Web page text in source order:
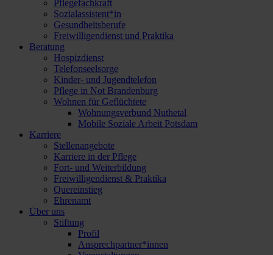
Pflegefachkraft
Sozialassistent*in
Gesundheitsberufe
Freiwilligendienst und Praktika
Beratung
Hospizdienst
Telefonseelsorge
Kinder- und Jugendtelefon
Pflege in Not Brandenburg
Wohnen für Geflüchtete
Wohnungsverbund Nuthetal
Mobile Soziale Arbeit Potsdam
Karriere
Stellenangebote
Karriere in der Pflege
Fort- und Weiterbildung
Freiwilligendienst & Praktika
Quereinstieg
Ehrenamt
Über uns
Stiftung
Profil
Ansprechpartner*innen